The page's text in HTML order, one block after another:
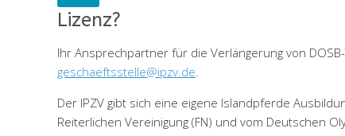
Lizenz?
Ihr Ansprechpartner für die Verlängerung von
geschaeftsstelle@ipzv.de.
Der IPZV gibt sich eine eigene Islandpferde
Reiterlichen Vereinigung (FN) und vom Deutschen